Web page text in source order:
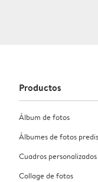
Productos
Álbum de fotos
Álbumes de fotos
Cuadros personalizados
Collage de fotos